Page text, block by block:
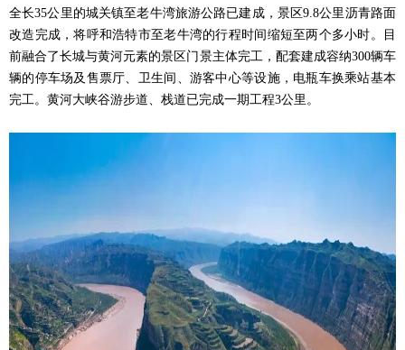
全长35公里的城关镇至老牛湾旅游公路已建成，景区9.8公里沥青路面
改造完成，将呼和浩特市至老牛湾的行程时间缩短至两个多小时。目
前融合了长城与黄河元素的景区门景主体完工，配套建成容纳300辆车
辆的停车场及售票厅、卫生间、游客中心等设施，电瓶车换乘站基本
完工。黄河大峡谷游步道、栈道已完成一期工程3公里。